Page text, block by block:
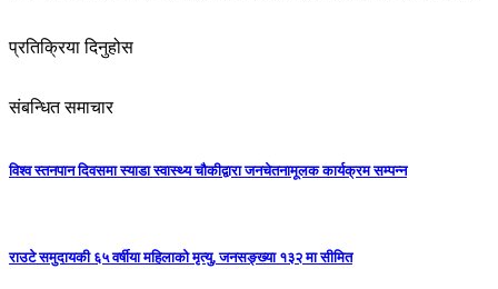
प्रतिक्रिया दिनुहोस
संबन्धित समाचार
विश्व स्तनपान दिवसमा स्याडा स्वास्थ्य चौकीद्वारा जनचेतनामूलक कार्यक्रम सम्पन्न
राउटे समुदायकी ६५ वर्षीया महिलाको मृत्यु, जनसङ्ख्या १३२ मा सीमित